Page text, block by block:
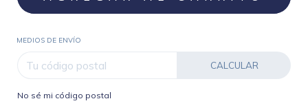
MEDIOS DE ENVÍO
CALCULAR
No sé mi código postal